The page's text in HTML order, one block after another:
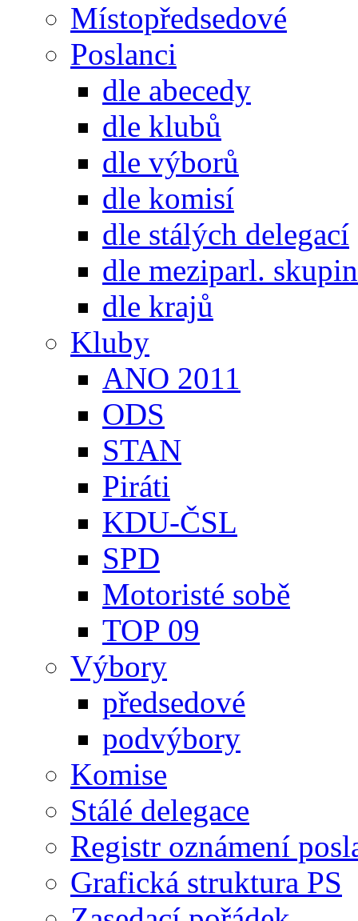
Místopředsedové
Poslanci
dle abecedy
dle klubů
dle výborů
dle komisí
dle stálých delegací
dle meziparl. skupin
dle krajů
Kluby
ANO 2011
ODS
STAN
Piráti
KDU-ČSL
SPD
Motoristé sobě
TOP 09
Výbory
předsedové
podvýbory
Komise
Stálé delegace
Registr oznámení
Grafická struktura PS